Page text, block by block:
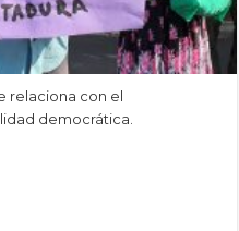
relaciona con el
democrática.